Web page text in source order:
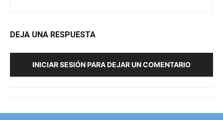
DEJA UNA RESPUESTA
INICIAR SESIÓN PARA DEJAR UN COMENTARIO